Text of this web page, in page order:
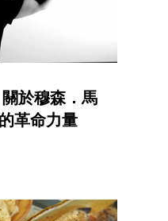
於穆森．馬
革命力量